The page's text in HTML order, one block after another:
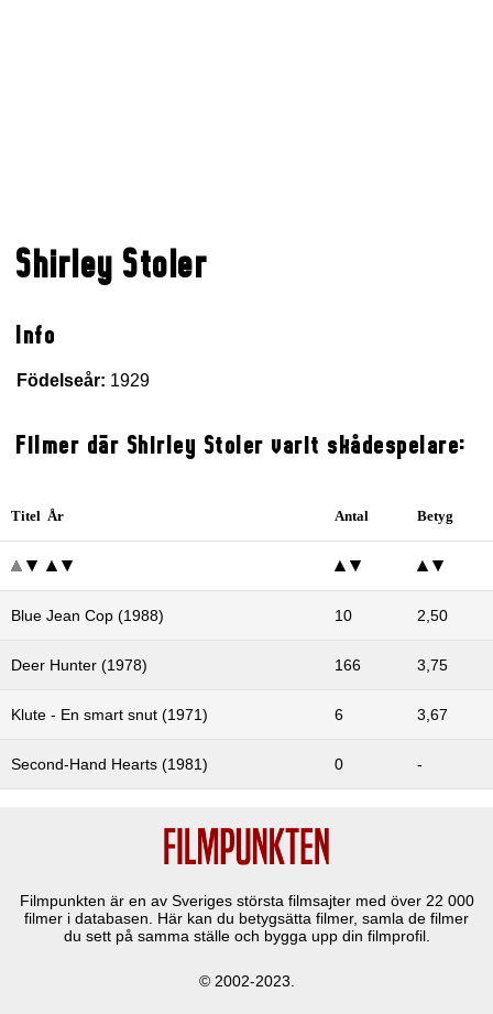
Shirley Stoler
Info
Födelseår: 1929
Filmer där Shirley Stoler varit skådespelare:
Titel År Antal Betyg
Blue Jean Cop (1988) 10 2,50
Deer Hunter (1978) 166 3,75
Klute - En smart snut (1971) 6 3,67
Second-Hand Hearts (1981) 0 -
Filmpunkten är en av Sveriges största filmsajter med över 22 000
filmer i databasen. Här kan du betygsätta filmer, samla de filmer
du sett på samma ställe och bygga upp din filmprofil.
© 2002-2023.